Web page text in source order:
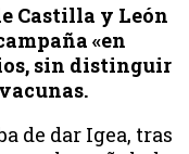
Castilla y León
«en
sin distinguir
de dar Igea, tras